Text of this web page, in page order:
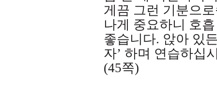
게끔 그런 기분으
나게 중요하니 호
좋습니다. 앉아 있
자’ 하며 연습하십
(45쪽)